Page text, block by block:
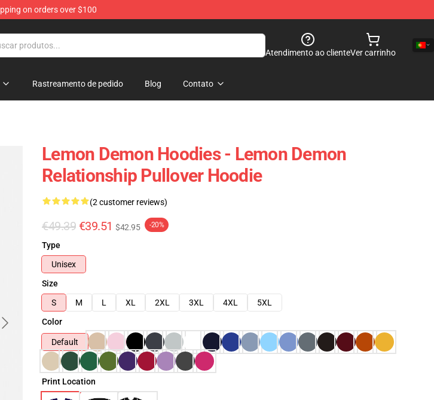
on orders over $100
Atendimento ao clienteVer carrinho
Rastreamento de pedido Blog Contato
Lemon Demon Hoodies - Lemon Demon
Relationship Pullover Hoodie
(2 customer reviews)
€49.39 €39.51 $42.95 -20%
Type
Unisex
Size
S
M L XL 2XL 3XL 4XL
5XL
Color
Default
Print Location